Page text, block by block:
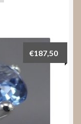
€187,50